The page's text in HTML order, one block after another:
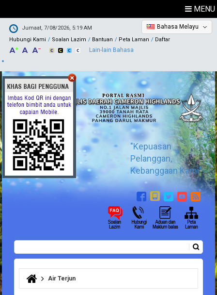
MENU
Jumaat, 7/08/2026, 5:19 AM
Hubungi Kami
Soalan Lazim Bantuan Peta Laman Daftar
Bahasa Melayu
Lain-lain Bahasa
"Kepuasan
Pelanggan,
Kebanggaan Kami"
Borang carian
Anda di sini
Air Terjun